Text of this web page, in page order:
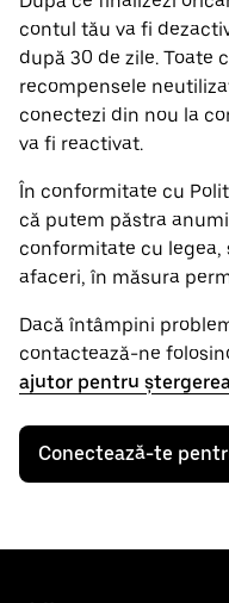
contul tău va fi
după 30 de zile. Toate
recompensele
conectezi din nou la
va fi reactivat.
În conformitate cu
că putem păstra
conformitate cu legea,
afaceri, în măsura
Dacă întâmpini
contactează-ne
ajutor pentru
Conectează-te